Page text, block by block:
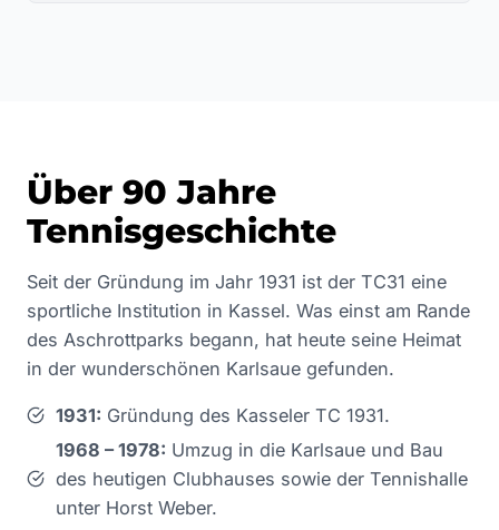
Über 90 Jahre
Tennisgeschichte
Seit der Gründung im Jahr 1931 ist der TC31 eine
sportliche Institution in Kassel. Was einst am Rande
des Aschrottparks begann, hat heute seine Heimat
in der wunderschönen Karlsaue gefunden.
1931: Gründung des Kasseler TC 1931.
1968 – 1978: Umzug in die Karlsaue und Bau
des heutigen Clubhauses sowie der Tennishalle
unter Horst Weber.